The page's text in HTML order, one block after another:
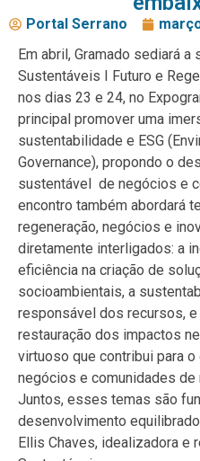
Portal Serrano
Em abril, Gramado sediará
Sustentáveis I Futuro e
nos dias 23 e 24, no
principal promover uma
sustentabilidade e ESG
Governance), propondo o
sustentável de negócios e
encontro também abordará
regeneração, negócios e
diretamente interligados: a
eficiência na criação de
socioambientais, a
responsável dos recursos,
restauração dos impactos
virtuoso que contribui para
negócios e comunidades
Juntos, esses temas são
desenvolvimento
Ellis Chaves, idealizadora e